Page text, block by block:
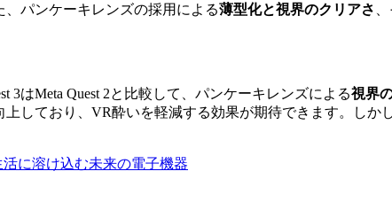
パンケーキレンズの採用による薄型化と視界のクリアさ
3はMeta Quest 2と比較して、パンケーキレンズによる視界
上しており、VR酔いを軽減する効果が期待できます。し
に溶け込む未来の電子機器